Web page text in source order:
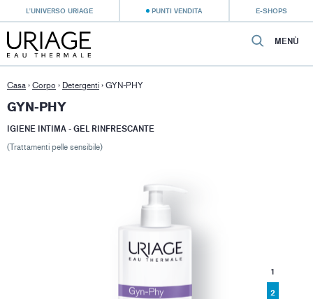
L'UNIVERSO URIAGE PUNTI VENDITA E-SHOPS
MENÙ
Casa › Corpo › Detergenti › GYN-PHY
GYN-PHY
IGIENE INTIMA - GEL RINFRESCANTE
(Trattamenti pelle sensibile)
1
2